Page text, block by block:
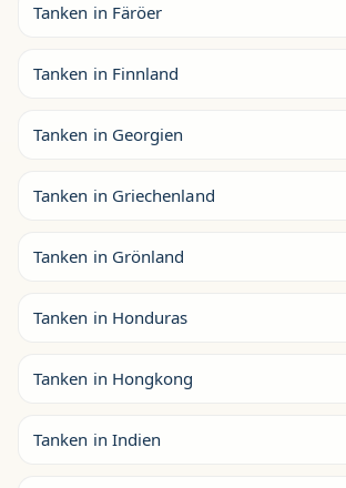
Tanken in Färöer
Tanken in Finnland
Tanken in Georgien
Tanken in Griechenland
Tanken in Grönland
Tanken in Honduras
Tanken in Hongkong
Tanken in Indien